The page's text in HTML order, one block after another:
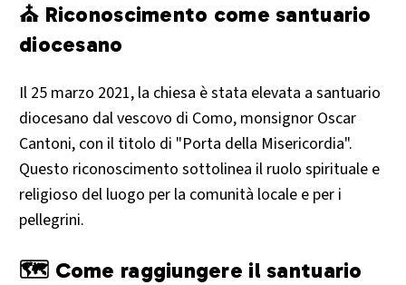
⛪ Riconoscimento come santuario
diocesano
Il 25 marzo 2021, la chiesa è stata elevata a santuario
diocesano dal vescovo di Como, monsignor Oscar
Cantoni, con il titolo di "Porta della Misericordia".
Questo riconoscimento sottolinea il ruolo spirituale e
religioso del luogo per la comunità locale e per i
pellegrini.​
🗺️ Come raggiungere il santuario